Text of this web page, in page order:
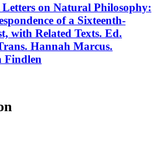
on Natural Philosophy:
of a Sixteenth-
with Related Texts. Ed.
Hannah Marcus.
Findlen